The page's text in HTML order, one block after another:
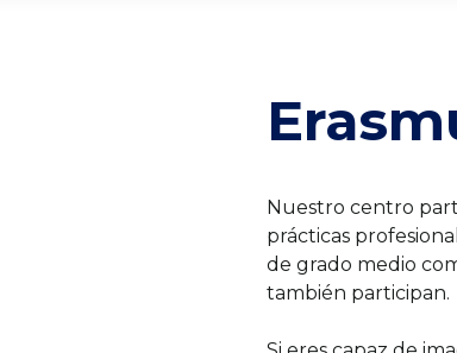
Nuestro centro
prácticas
de grado medio
también participan.